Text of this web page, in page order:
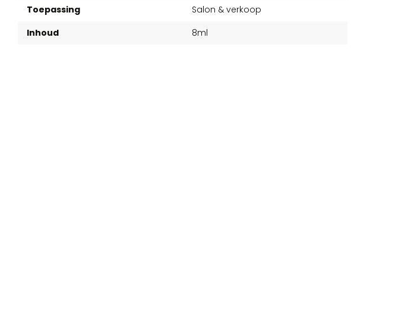
Toepassing
Salon & verkoop
Inhoud
8ml